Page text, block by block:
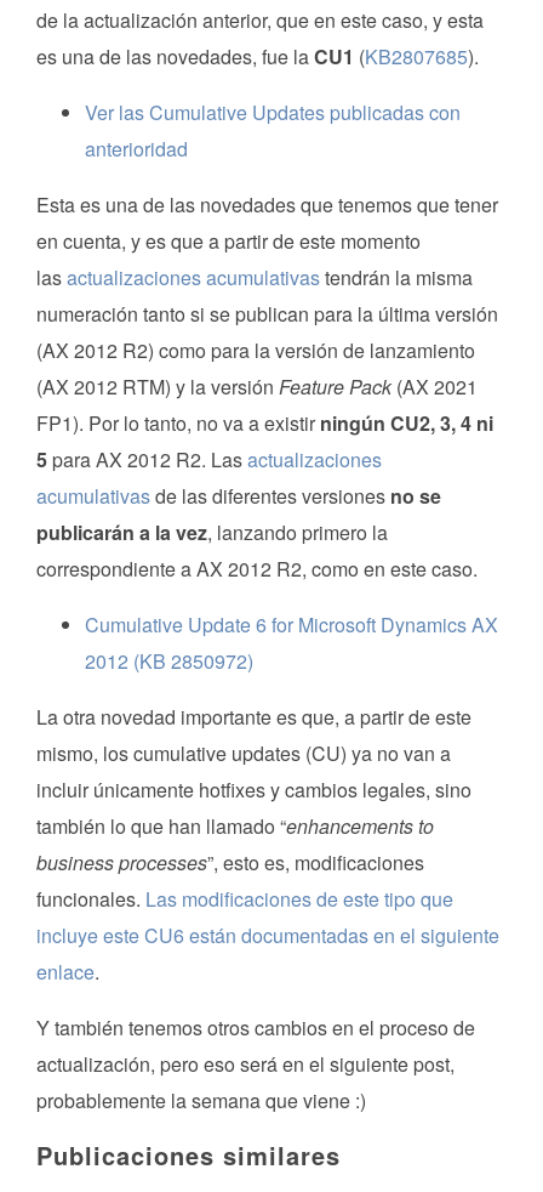
de la actualización anterior, que en este caso, y esta
es una de las novedades, fue laCU1 (KB2807685).
Ver las Cumulative Updates publicadas con
anterioridad
Esta es una de las novedades que tenemos que tener
en cuenta, y es que a partir de este momento
lasactualizaciones acumulativastendrán la misma
numeración tanto si se publican para la última versión
(AX 2012 R2) como para la versión de lanzamiento
(AX 2012 RTM) y la versión Feature Pack(AX 2021
FP1). Por lo tanto, no va a existir ningún CU2, 3, 4 ni
5 para AX 2012 R2. Lasactualizaciones
acumulativasde las diferentes versiones no se
publicarán a la vez, lanzando primero la
correspondiente a AX 2012 R2, como en este caso.
Cumulative Update 6 for Microsoft Dynamics AX
2012 (KB 2850972)
La otra novedad importante es que, a partir de este
mismo, los cumulative updates (CU) ya no van a
incluir únicamente hotfixes y cambios legales, sino
también lo que han llamado “enhancements to
business processes”, esto es, modificaciones
funcionales. Las modificaciones de este tipo que
incluye este CU6 están documentadas en el siguiente
enlace.
Y también tenemos otros cambios en el proceso de
actualización, pero eso será en el siguiente post,
probablemente la semana que viene :)
Publicaciones similares